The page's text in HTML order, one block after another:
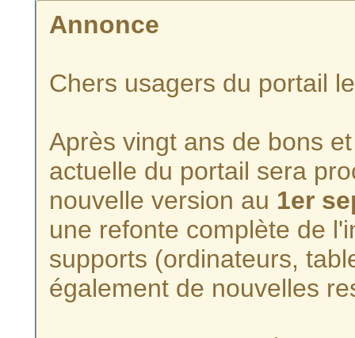
Annonce
Chers usagers du portail
Après vingt ans de bons
actuelle du portail sera
nouvelle version au 1er
une refonte complète de
supports (ordinateurs,
également de nouvelles